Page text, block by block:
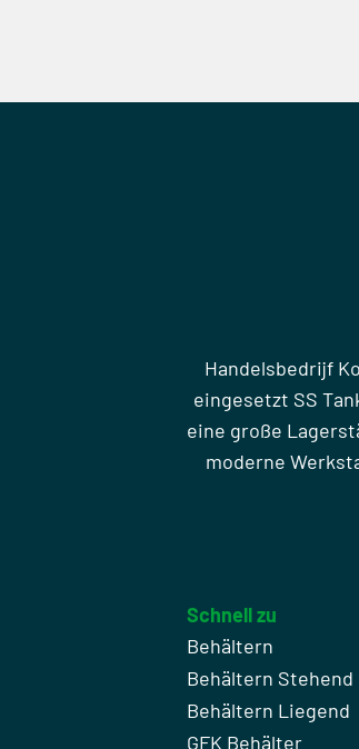
Handelsbedrijf
eingesetzt SS
eine große
moderne
Schnell zu
Behältern
Behältern Stehend
Behältern Liegend
GFK Behälter